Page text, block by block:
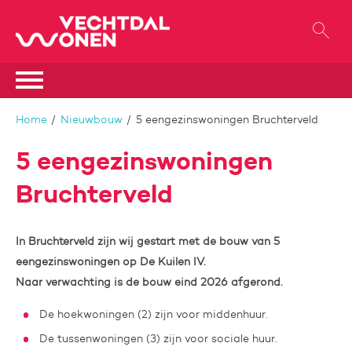
Naar hoofdinhoud
Naar hoofdnavigatiemenu
Naar zoeken
Naar de homepage
Ga naar Hoofd
Home Nieuwbouw 5 eengezinswoningen Bruchterveld
5 eengezinswoningen
Bruchterveld
In Bruchterveld zijn wij gestart met de bouw van 5
eengezinswoningen op De Kuilen IV.
Naar verwachting is de bouw eind 2026 afgerond.
De hoekwoningen (2) zijn voor middenhuur.
De tussenwoningen (3) zijn voor sociale huur.